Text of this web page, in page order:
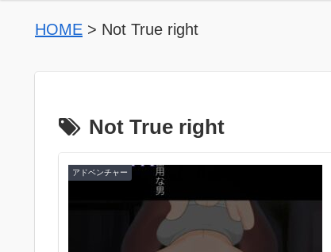
HOME > Not True right
Not True right
アドベンチャー